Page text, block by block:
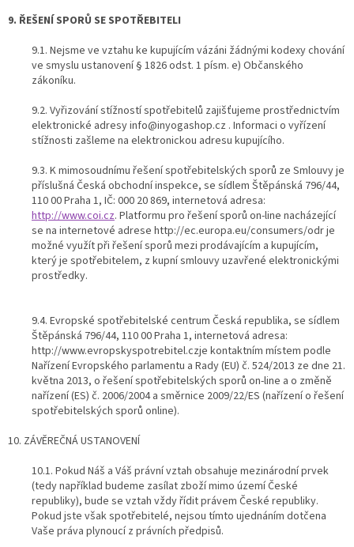
9. ŘEŠENÍ SPORŮ SE SPOTŘEBITELI
9.1. Nejsme ve vztahu ke kupujícím vázáni žádnými kodexy chování
ve smyslu ustanovení § 1826 odst. 1 písm. e) Občanského
zákoníku.
9.2. Vyřizování stížností spotřebitelů zajišťujeme prostřednictvím
elektronické adresy info@inyogashop.cz . Informaci o vyřízení
stížnosti zašleme na elektronickou adresu kupujícího.
9.3. K mimosoudnímu řešení spotřebitelských sporů ze Smlouvy je
příslušná Česká obchodní inspekce, se sídlem Štěpánská 796/44,
110 00 Praha 1, IČ: 000 20 869, internetová adresa:
http://www.coi.cz. Platformu pro řešení sporů on-line nacházející
se na internetové adrese http://ec.europa.eu/consumers/odr je
možné využít při řešení sporů mezi prodávajícím a kupujícím,
který je spotřebitelem, z kupní smlouvy uzavřené elektronickými
prostředky.
9.4. Evropské spotřebitelské centrum Česká republika, se sídlem
Štěpánská 796/44, 110 00 Praha 1, internetová adresa:
http://www.evropskyspotrebitel.czje kontaktním místem podle
Nařízení Evropského parlamentu a Rady (EU) č. 524/2013 ze dne 21.
května 2013, o řešení spotřebitelských sporů on-line a o změně
nařízení (ES) č. 2006/2004 a směrnice 2009/22/ES (nařízení o řešení
spotřebitelských sporů online).
10. ZÁVĚREČNÁ USTANOVENÍ
10.1. Pokud Náš a Váš právní vztah obsahuje mezinárodní prvek
(tedy například budeme zasílat zboží mimo území České
republiky), bude se vztah vždy řídit právem České republiky.
Pokud jste však spotřebitelé, nejsou tímto ujednáním dotčena
Vaše práva plynoucí z právních předpisů.